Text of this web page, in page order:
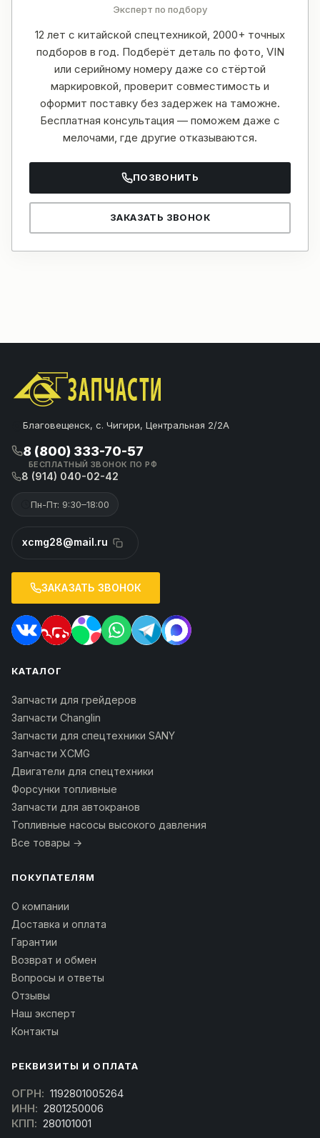
Эксперт по подбору
12 лет с китайской спецтехникой, 2000+ точных
подборов в год. Подберёт деталь по фото, VIN
или серийному номеру даже со стёртой
маркировкой, проверит совместимость и
оформит поставку без задержек на таможне.
Бесплатная консультация — поможем даже с
мелочами, где другие отказываются.
ПОЗВОНИТЬ
ЗАКАЗАТЬ ЗВОНОК
Благовещенск, с. Чигири, Центральная 2/2А
8 (800) 333-70-57
БЕСПЛАТНЫЙ ЗВОНОК ПО РФ
8 (914) 040-02-42
Пн-Пт: 9:30–18:00
xcmg28@mail.ru
ЗАКАЗАТЬ ЗВОНОК
КАТАЛОГ
Запчасти для грейдеров
Запчасти Changlin
Запчасти для спецтехники SANY
Запчасти XCMG
Двигатели для спецтехники
Форсунки топливные
Запчасти для автокранов
Топливные насосы высокого давления
Все товары →
ПОКУПАТЕЛЯМ
О компании
Доставка и оплата
Гарантии
Возврат и обмен
Вопросы и ответы
Отзывы
Наш эксперт
Контакты
РЕКВИЗИТЫ И ОПЛАТА
ОГРН: 1192801005264
ИНН: 2801250006
КПП: 280101001